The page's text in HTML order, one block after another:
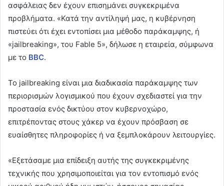
ασφάλειας δεν έχουν επισημάνει συγκεκριμένα
προβλήματα. «Κατά την αντίληψή μας, η κυβέρνηση
πιστεύει ότι έχει εντοπίσει μια μέθοδο παράκαμψης, ή
«jailbreaking», του Fable 5», δήλωσε η εταιρεία, σύμφωνα
με το BBC.
Το jailbreaking είναι μια διαδικασία παράκαμψης των
περιορισμών λογισμικού που έχουν σχεδιαστεί για την
προστασία ενός δικτύου στον κυβερνοχώρο,
επιτρέποντας στους χάκερ να έχουν πρόσβαση σε
ευαίσθητες πληροφορίες ή να ξεμπλοκάρουν λειτουργίες.
«Εξετάσαμε μια επίδειξη αυτής της συγκεκριμένης
τεχνικής που χρησιμοποιείται για τον εντοπισμό ενός